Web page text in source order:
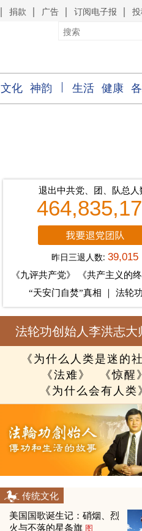
捐款 广告 订阅电子报
文化 神韵 生活 健康
退出中共党、团、队总人
昨日三退人数:39,015
《九评共产党》
《共产主义的
“天安门自焚”真相
法轮
法轮功创始人李洪志大
《为什么人类是迷的
《法难》
《惊醒》
《为什么会有人类
传统文化
美国国歌诞生记：硝烟、烈
火与不落的星条旗 图